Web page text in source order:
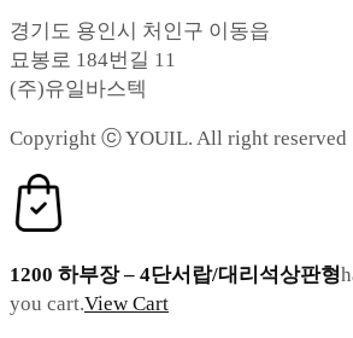
경기도 용인시 처인구 이동읍
묘봉로 184번길 11
(주)유일바스텍
Copyright ⓒ YOUIL. All right reserved
1200 하부장 – 4단서랍/대리석상판형
you cart.View Cart